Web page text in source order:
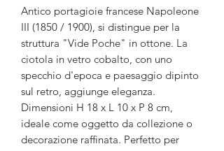
Antico portagioie francese Napoleone
III (1850 / 1900), si distingue per la
struttura "Vide Poche" in ottone. La
ciotola in vetro cobalto, con uno
specchio d'epoca e paesaggio dipinto
sul retro, aggiunge eleganza.
Dimensioni H 18 x L 10 x P 8 cm,
ideale come oggetto da collezione o
decorazione raffinata. Perfetto per